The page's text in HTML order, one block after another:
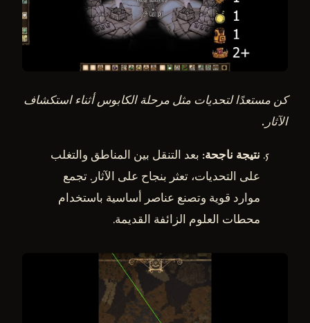
كن مستعدًا لتحديات مثل مرحلة الكابوس أثناء استكشاف
الآثار.
نتيجة ناجحة: بعد التنقل بين المناطق والتغلب
على التحديات، تعثر بنجاح على الآثار. تجمع
موارد قوية وتصنع عناصر أساسية باستخدام
محطات العلوم الزائفة القديمة.